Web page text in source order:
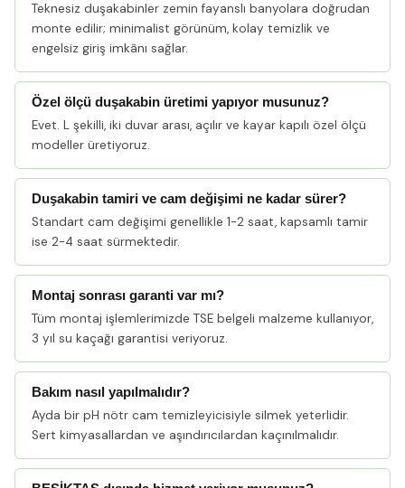
Teknesiz duşakabinler zemin fayanslı banyolara doğrudan
monte edilir; minimalist görünüm, kolay temizlik ve
engelsiz giriş imkânı sağlar.
Özel ölçü duşakabin üretimi yapıyor musunuz?
Evet. L şekilli, iki duvar arası, açılır ve kayar kapılı özel ölçü
modeller üretiyoruz.
Duşakabin tamiri ve cam değişimi ne kadar sürer?
Standart cam değişimi genellikle 1-2 saat, kapsamlı tamir
ise 2-4 saat sürmektedir.
Montaj sonrası garanti var mı?
Tüm montaj işlemlerimizde TSE belgeli malzeme kullanıyor,
3 yıl su kaçağı garantisi veriyoruz.
Bakım nasıl yapılmalıdır?
Ayda bir pH nötr cam temizleyicisiyle silmek yeterlidir.
Sert kimyasallardan ve aşındırıcılardan kaçınılmalıdır.